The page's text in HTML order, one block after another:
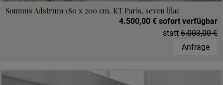
Somnus Adstrum 180 x 200 cm, KT Paris, seven lilac
4.500,00 € sofort verfügbar
statt 6.003,00 €
Anfrage